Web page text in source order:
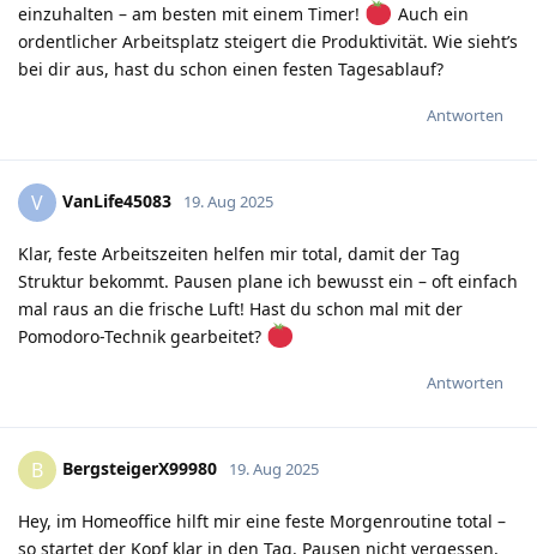
einzuhalten – am besten mit einem Timer!
Auch ein
ordentlicher Arbeitsplatz steigert die Produktivität. Wie sieht’s
bei dir aus, hast du schon einen festen Tagesablauf?
Antworten
V VanLife45083 19. Aug 2025
Klar, feste Arbeitszeiten helfen mir total, damit der Tag
Struktur bekommt. Pausen plane ich bewusst ein – oft einfach
mal raus an die frische Luft! Hast du schon mal mit der
Pomodoro-Technik gearbeitet?
Antworten
B BergsteigerX99980 19. Aug 2025
Hey, im Homeoffice hilft mir eine feste Morgenroutine total –
so startet der Kopf klar in den Tag. Pausen nicht vergessen,